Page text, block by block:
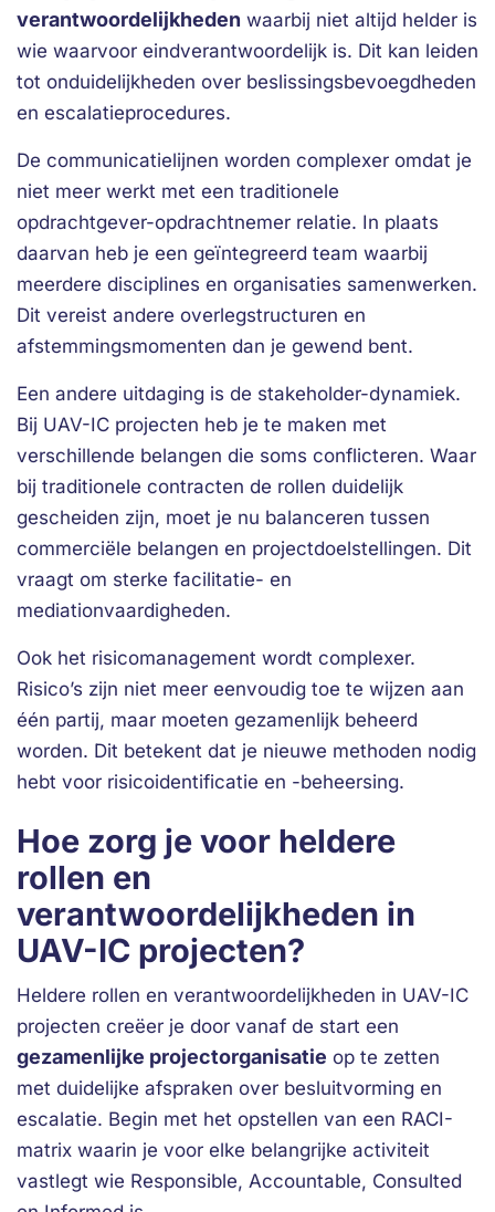
verantwoordelijkheden waarbij niet altijd helder is
wie waarvoor eindverantwoordelijk is. Dit kan leiden
tot onduidelijkheden over beslissingsbevoegdheden
en escalatieprocedures.
De communicatielijnen worden complexer omdat je
niet meer werkt met een traditionele
opdrachtgever-opdrachtnemer relatie. In plaats
daarvan heb je een geïntegreerd team waarbij
meerdere disciplines en organisaties samenwerken.
Dit vereist andere overlegstructuren en
afstemmingsmomenten dan je gewend bent.
Een andere uitdaging is de stakeholder-dynamiek.
Bij UAV-IC projecten heb je te maken met
verschillende belangen die soms conflicteren. Waar
bij traditionele contracten de rollen duidelijk
gescheiden zijn, moet je nu balanceren tussen
commerciële belangen en projectdoelstellingen. Dit
vraagt om sterke facilitatie- en
mediationvaardigheden.
Ook het risicomanagement wordt complexer.
Risico’s zijn niet meer eenvoudig toe te wijzen aan
één partij, maar moeten gezamenlijk beheerd
worden. Dit betekent dat je nieuwe methoden nodig
hebt voor risicoidentificatie en -beheersing.
Hoe zorg je voor heldere
rollen en
verantwoordelijkheden in
UAV-IC projecten?
Heldere rollen en verantwoordelijkheden in UAV-IC
projecten creëer je door vanaf de start een
gezamenlijke projectorganisatie op te zetten
met duidelijke afspraken over besluitvorming en
escalatie. Begin met het opstellen van een RACI-
matrix waarin je voor elke belangrijke activiteit
vastlegt wie Responsible, Accountable, Consulted